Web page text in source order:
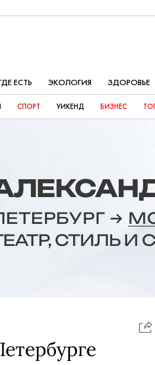
ЕСТЬ ЭКОЛОГИЯ ЗДОРОВЬЕ
СПОРТ УИКЕНД БИЗНЕС